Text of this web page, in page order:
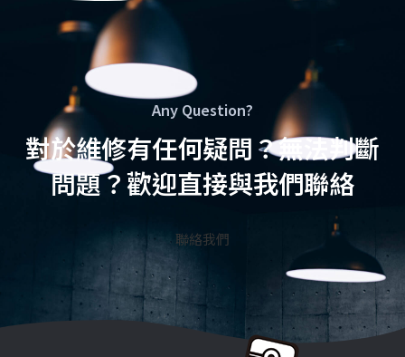
Any Question?
對於維修有任何疑問？無法判斷
問題？歡迎直接與我們聯絡
聯絡我們